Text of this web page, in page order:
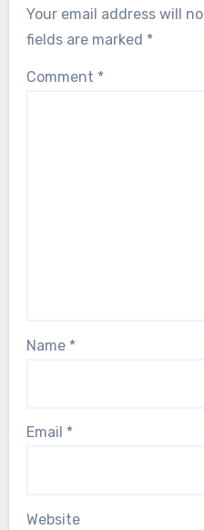
Your email address will
fields are marked *
Comment *
Name *
Email *
Website